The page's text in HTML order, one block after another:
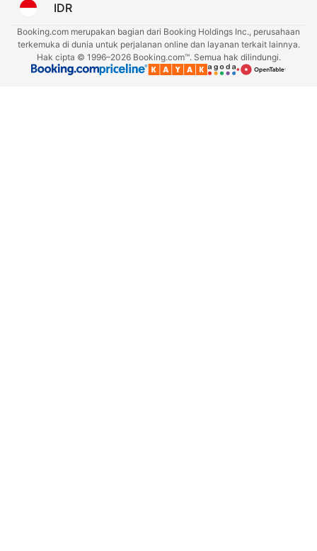
IDR
Booking.com merupakan bagian dari Booking Holdings Inc., perusahaan
terkemuka di dunia untuk perjalanan online dan layanan terkait lainnya.
Hak cipta © 1996–2026 Booking.com™. Semua hak dilindungi.